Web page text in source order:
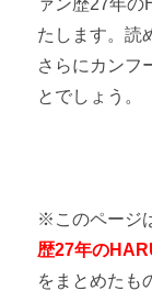
たします。読
さらにカンフ
とでしょう。
※このページ
歴27年の
をまとめたも